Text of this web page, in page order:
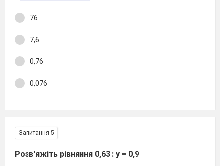
76
7,6
0,76
0,076
Запитання 5
Розв'яжіть рівняння 0,63 : у = 0,9